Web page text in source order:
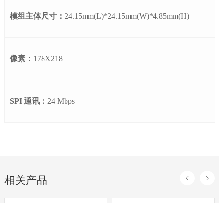
模组主体尺寸： 24.15mm(L)*24.15mm(W)*4.85mm(H)
像素： 178X218
SPI 通讯： 24 Mbps
相关产品